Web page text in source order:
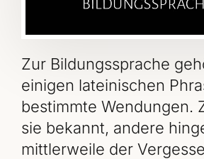
Zur Bildungssprache
einigen lateinischen
bestimmte Wendungen.
sie bekannt, andere
mittlerweile der